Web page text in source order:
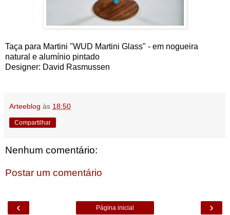
Taça para Martini "WUD Martini Glass" - em nogueira
natural e alumínio pintado
Designer: David Rasmussen
Arteeblog às 18:50
Compartilhar
Nenhum comentário:
Postar um comentário
‹ ›
Página inicial